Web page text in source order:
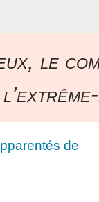
le